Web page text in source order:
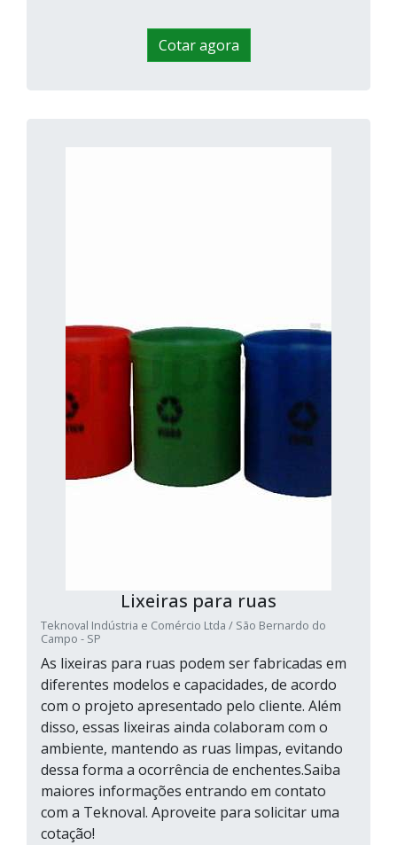
Cotar agora
Lixeiras para ruas
Teknoval Indústria e Comércio Ltda / São Bernardo do
Campo - SP
As lixeiras para ruas podem ser fabricadas em
diferentes modelos e capacidades, de acordo
com o projeto apresentado pelo cliente. Além
disso, essas lixeiras ainda colaboram com o
ambiente, mantendo as ruas limpas, evitando
dessa forma a ocorrência de enchentes.Saiba
maiores informações entrando em contato
com a Teknoval. Aproveite para solicitar uma
cotação!